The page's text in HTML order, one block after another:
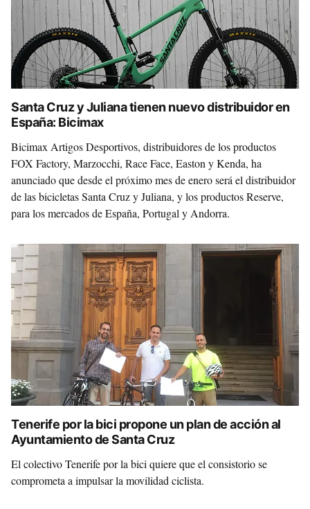
Santa Cruz y Juliana tienen nuevo distribuidor en
España: Bicimax
Bicimax Artigos Desportivos, distribuidores de los productos
FOX Factory, Marzocchi, Race Face, Easton y Kenda, ha
anunciado que desde el próximo mes de enero será el distribuidor
de las bicicletas Santa Cruz y Juliana, y los productos Reserve,
para los mercados de España, Portugal y Andorra.
Tenerife por la bici propone un plan de acción al
Ayuntamiento de Santa Cruz
El colectivo Tenerife por la bici quiere que el consistorio se
comprometa a impulsar la movilidad ciclista.